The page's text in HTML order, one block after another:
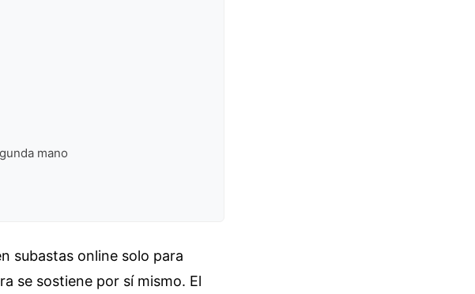
mano
subastas online solo para
se sostiene por sí mismo. El